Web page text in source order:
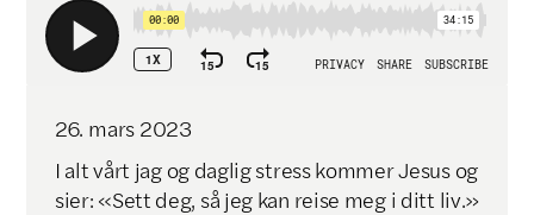
26. mars 2023
I alt vårt jag og daglig stress kommer Jesus og
sier: «Sett deg, så jeg kan reise meg i ditt liv.»